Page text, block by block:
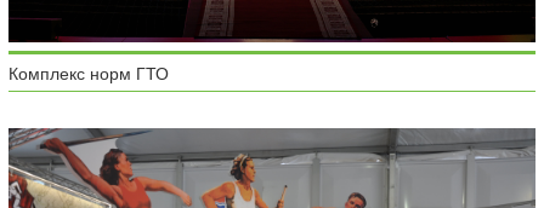
Комплекс норм ГТО